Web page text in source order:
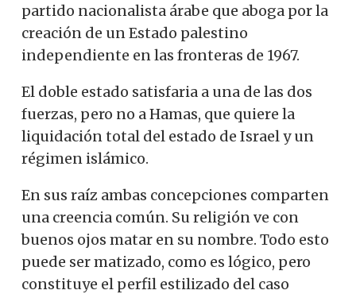
partido nacionalista árabe que aboga por la
creación de un Estado palestino
independiente en las fronteras de 1967.
El doble estado satisfaria a una de las dos
fuerzas, pero no a Hamas, que quiere la
liquidación total del estado de Israel y un
régimen islámico.
En sus raíz ambas concepciones comparten
una creencia común. Su religión ve con
buenos ojos matar en su nombre. Todo esto
puede ser matizado, como es lógico, pero
constituye el perfil estilizado del caso